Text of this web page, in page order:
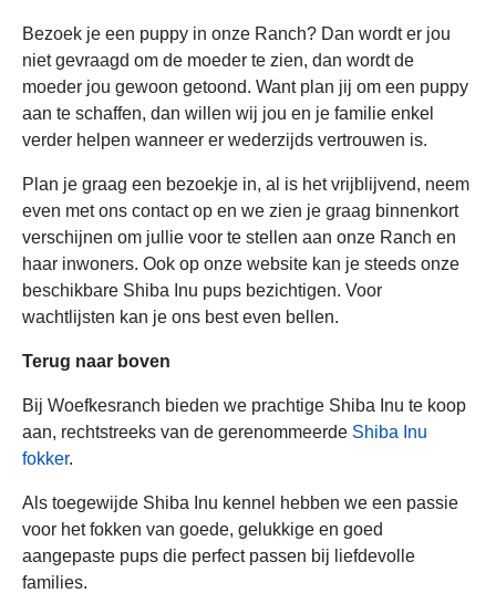
Bezoek je een puppy in onze Ranch? Dan wordt er jou
niet gevraagd om de moeder te zien, dan wordt de
moeder jou gewoon getoond. Want plan jij om een puppy
aan te schaffen, dan willen wij jou en je familie enkel
verder helpen wanneer er wederzijds vertrouwen is.
Plan je graag een bezoekje in, al is het vrijblijvend, neem
even met ons contact op en we zien je graag binnenkort
verschijnen om jullie voor te stellen aan onze Ranch en
haar inwoners. Ook op onze website kan je steeds onze
beschikbare Shiba Inu pups bezichtigen. Voor
wachtlijsten kan je ons best even bellen.
Terug naar boven
Bij Woefkesranch bieden we prachtige Shiba Inu te koop
aan, rechtstreeks van de gerenommeerde Shiba Inu
fokker.
Als toegewijde Shiba Inu kennel hebben we een passie
voor het fokken van goede, gelukkige en goed
aangepaste pups die perfect passen bij liefdevolle
families.